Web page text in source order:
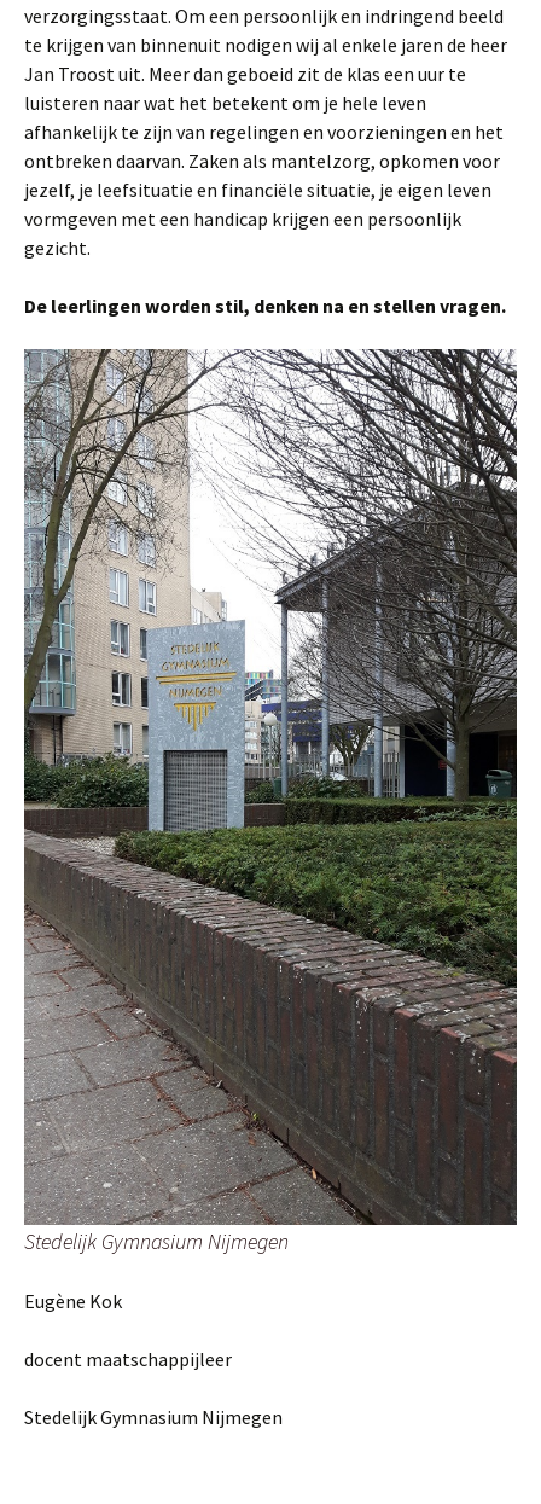
verzorgingsstaat. Om een persoonlijk en indringend beeld
te krijgen van binnenuit nodigen wij al enkele jaren de heer
Jan Troost uit. Meer dan geboeid zit de klas een uur te
luisteren naar wat het betekent om je hele leven
afhankelijk te zijn van regelingen en voorzieningen en het
ontbreken daarvan. Zaken als mantelzorg, opkomen voor
jezelf, je leefsituatie en financiële situatie, je eigen leven
vormgeven met een handicap krijgen een persoonlijk
gezicht.
De leerlingen worden stil, denken na en stellen vragen.
Stedelijk Gymnasium Nijmegen
Eugène Kok
docent maatschappijleer
Stedelijk Gymnasium Nijmegen